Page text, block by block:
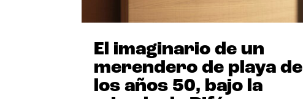
El imaginario de un
merendero de playa de
los años 50, bajo la